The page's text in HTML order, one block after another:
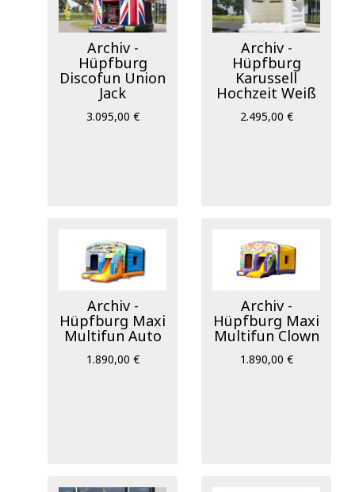
Archiv -
Hüpfburg
Discofun Union
Jack
3.095,00 €
Archiv -
Hüpfburg
Karussell
Hochzeit Weiß
2.495,00 €
Archiv -
Hüpfburg Maxi
Multifun Auto
1.890,00 €
Archiv -
Hüpfburg Maxi
Multifun Clown
1.890,00 €